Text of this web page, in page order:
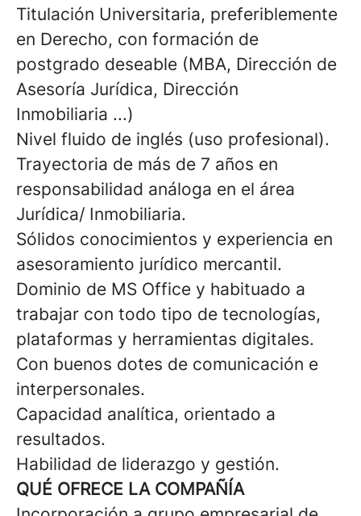
Titulación Universitaria, preferiblemente
en Derecho, con formación de
postgrado deseable (MBA, Dirección de
Asesoría Jurídica, Dirección
Inmobiliaria ...)
Nivel fluido de inglés (uso profesional).
Trayectoria de más de 7 años en
responsabilidad análoga en el área
Jurídica/ Inmobiliaria.
Sólidos conocimientos y experiencia en
asesoramiento jurídico mercantil.
Dominio de MS Office y habituado a
trabajar con todo tipo de tecnologías,
plataformas y herramientas digitales.
Con buenos dotes de comunicación e
interpersonales.
Capacidad analítica, orientado a
resultados.
Habilidad de liderazgo y gestión.
QUÉ OFRECE LA COMPAÑÍA